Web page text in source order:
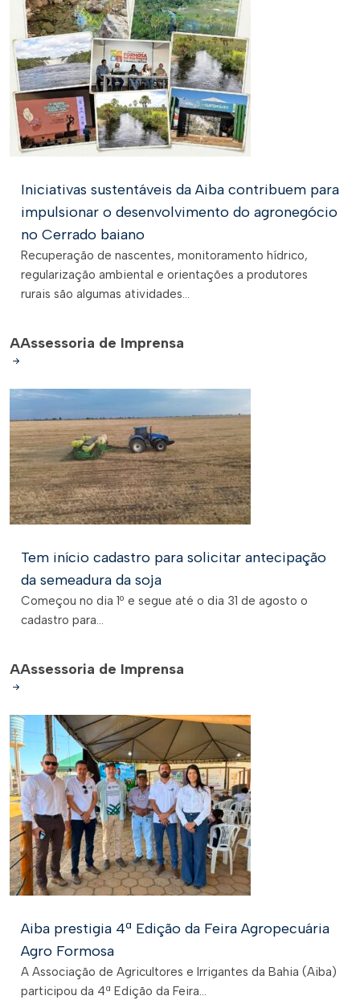
Iniciativas sustentáveis da Aiba contribuem para
impulsionar o desenvolvimento do agronegócio
no Cerrado baiano
Recuperação de nascentes, monitoramento hídrico,
regularização ambiental e orientações a produtores
rurais são algumas atividades...
AAssessoria de Imprensa
Tem início cadastro para solicitar antecipação
da semeadura da soja
Começou no dia 1º e segue até o dia 31 de agosto o
cadastro para...
AAssessoria de Imprensa
Aiba prestigia 4ª Edição da Feira Agropecuária
Agro Formosa
A Associação de Agricultores e Irrigantes da Bahia (Aiba)
participou da 4ª Edição da Feira...